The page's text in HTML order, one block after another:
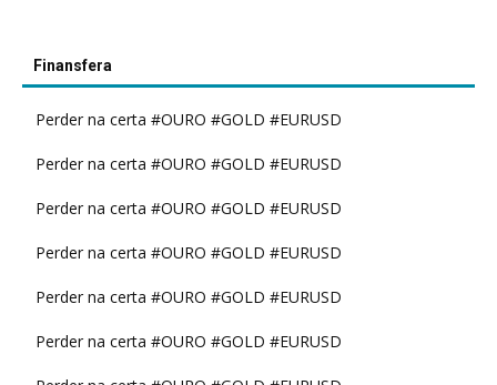
Finansfera
Perder na certa #OURO #GOLD #EURUSD
Perder na certa #OURO #GOLD #EURUSD
Perder na certa #OURO #GOLD #EURUSD
Perder na certa #OURO #GOLD #EURUSD
Perder na certa #OURO #GOLD #EURUSD
Perder na certa #OURO #GOLD #EURUSD